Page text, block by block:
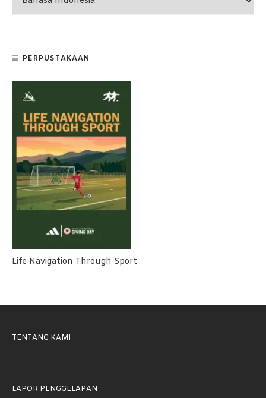
PERPUSTAKAAN
Life Navigation Through Sport
TENTANG KAMI
LAPOR PENGGELAPAN